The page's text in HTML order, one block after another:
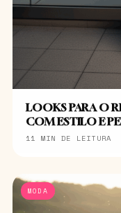
LOOKS PARA O
COM ESTILO E
11 MIN DE LEITURA
MODA